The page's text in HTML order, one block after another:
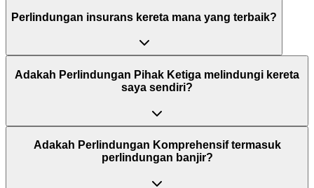
Perlindungan insurans kereta mana yang terbaik?
Adakah Perlindungan Pihak Ketiga melindungi kereta
saya sendiri?
Adakah Perlindungan Komprehensif termasuk
perlindungan banjir?